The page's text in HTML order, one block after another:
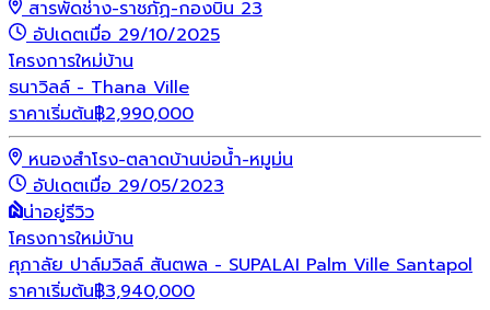
สารพัดช่าง-ราชภัฏ-กองบิน 23
อัปเดตเมื่อ 29/10/2025
โครงการใหม่บ้าน
ธนาวิลล์ - Thana Ville
ราคาเริ่มต้น฿2,990,000
หนองสำโรง-ตลาดบ้านบ่อน้ำ-หมูม่น
อัปเดตเมื่อ 29/05/2023
น่าอยู่รีวิว
โครงการใหม่บ้าน
ศุภาลัย ปาล์มวิลล์ สันตพล - SUPALAI Palm Ville Santapol
ราคาเริ่มต้น฿3,940,000